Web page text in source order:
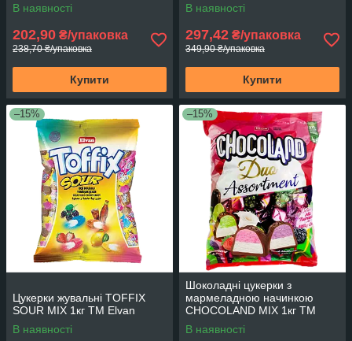
В наявності
202,90 ₴/упаковка
238,70 ₴/упаковка
Купити
В наявності
297,42 ₴/упаковка
349,90 ₴/упаковка
Купити
–15%
Цукерки жувальні TOFFIX
SOUR MIX 1кг ТМ Elvan
В наявності
–15%
Шоколадні цукерки з
мармеладною начинкою
CHOCOLAND MIX 1кг ТМ
Elvan
В наявності